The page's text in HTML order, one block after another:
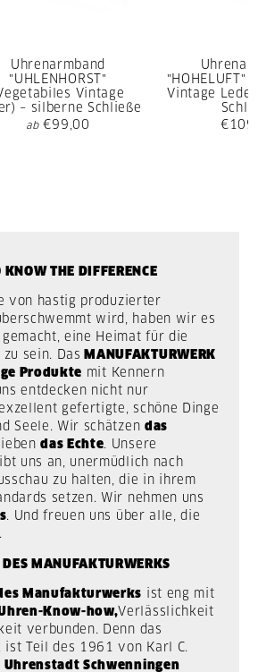
Uhrenarmband
"UHLENHORST"
Vintage
– silberne Schließe
ab €99,00
"HOHELUFT"
Vintage
KNOW THE DIFFERENCE
von hastig produzierter
wird, haben wir es
eine Heimat für die
zu sein. Das MANUFAKTURWERK
Produkte mit Kennern
entdecken nicht nur
gefertigte, schöne Dinge
Seele. Wir schätzen das
das Echte. Unsere
uns an, unermüdlich nach
zu halten, die in ihrem
setzen. Wir nehmen uns
. Und freuen uns über alle, die
DES MANUFAKTURWERKS
Manufakturwerks ist eng mit
Know-how,Verlässlichkeit
verbunden. Denn das
Teil des 1961 von Karl C.
Uhrenstadt Schwenningen